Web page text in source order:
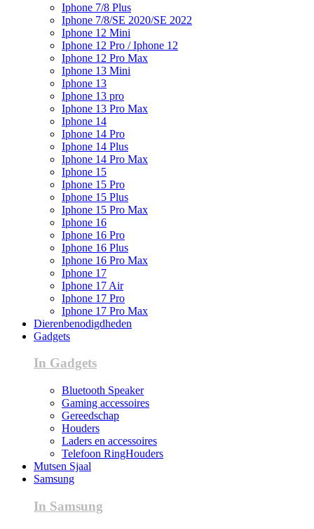
Iphone 7/8 Plus
Iphone 7/8/SE 2020/SE 2022
Iphone 12 Mini
Iphone 12 Pro / Iphone 12
Iphone 12 Pro Max
Iphone 13 Mini
Iphone 13
Iphone 13 pro
Iphone 13 Pro Max
Iphone 14
Iphone 14 Pro
Iphone 14 Plus
Iphone 14 Pro Max
Iphone 15
Iphone 15 Pro
Iphone 15 Plus
Iphone 15 Pro Max
Iphone 16
Iphone 16 Pro
Iphone 16 Plus
Iphone 16 Pro Max
Iphone 17
Iphone 17 Air
Iphone 17 Pro
Iphone 17 Pro Max
Dierenbenodigdheden
Gadgets
In Gadgets
Bluetooth Speaker
Gaming accessoires
Gereedschap
Houders
Laders en accessoires
Telefoon RingHouders
Mutsen Sjaal
Samsung
In Samsung